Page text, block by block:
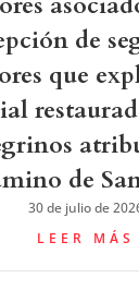
de
que
de
30 de julio de
LEER MÁS